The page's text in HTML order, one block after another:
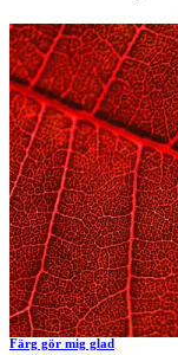
Färg gör mig glad